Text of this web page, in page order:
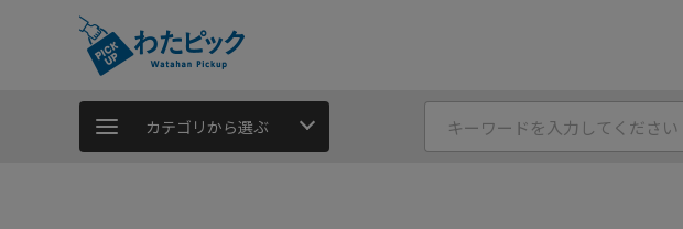
カテゴリから選ぶ